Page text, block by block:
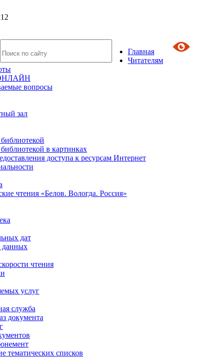
Главная
Читателям
ОНЛАЙН
вопросы
зал
в картинках
доступа к ресурсам Интернет
чтения «Белов. Вологда. Россия»
дат
данных
чтения
услуг
служба
документа
тематических списков